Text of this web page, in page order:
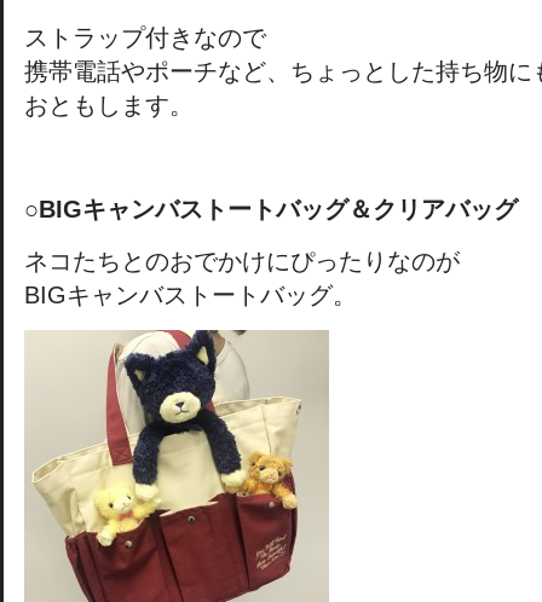
ストラップ付きなので
携帯電話やポーチなど、ちょっとした持ち物に
おともします。
○BIGキャンバストートバッグ＆クリアバッグ
ネコたちとのおでかけにぴったりなのが
BIGキャンバストートバッグ。